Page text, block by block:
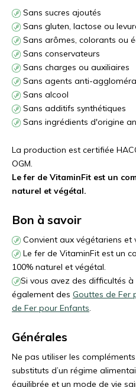
Sans sucres ajoutés
Sans gluten, lactose ou
Sans arômes, colorants ou
Sans conservateurs
Sans charges ou auxiliaires
Sans agents anti-
Sans alcool
Sans additifs synthétiques
Sans ingrédients d'origine
La production est certifiée
OGM.
Le fer de VitaminFit est un
naturel et végétal.
Bon à savoir
Convient aux végétariens et
Le fer de VitaminFit est un
100% naturel et végétal.
Si vous avez des difficultés
également des Gouttes de Fer
de Fer pour Enfants.
Générales
Ne pas utiliser les
substituts d’un régime
équilibrée et un mode de vie